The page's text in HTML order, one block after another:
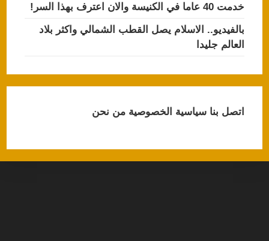
خدمت 40 عاما في الكنيسة والان اعترف بهذا السر!
بالفيديو.. الاسلام يصل القطب الشمالي واكثر بلاد
العالم جليدا
اتصل بناسياسية الخصوصيةمن نحن